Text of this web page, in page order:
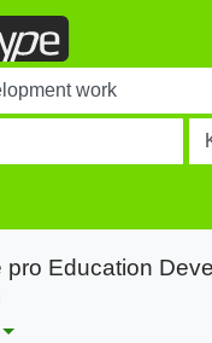
for results.
for results.
Education